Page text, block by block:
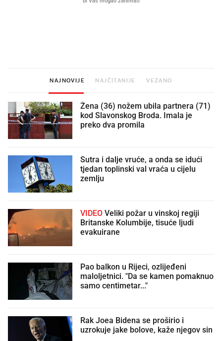
NAJNOVIJE NAJČITANIJE VEZANO
Žena (36) nožem ubila partnera (71)
kod Slavonskog Broda. Imala je
preko dva promila
Sutra i dalje vruće, a onda se idući
tjedan toplinski val vraća u cijelu
zemlju
VIDEO
Britanske Kolumbije, tisuće ljudi
evakuirane
Pao balkon u Rijeci, ozlijeđeni
maloljetnici. "Da se kamen pomaknuo
samo centimetar..."
Rak Joea Bidena se proširio i
uzrokuje jake bolove, kaže njegov sin